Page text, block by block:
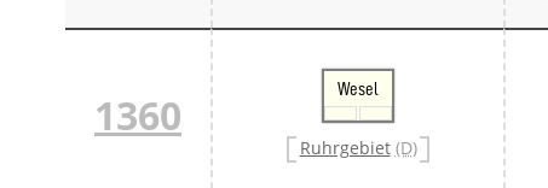
1360
Wesel
Ruhrgebiet (D)